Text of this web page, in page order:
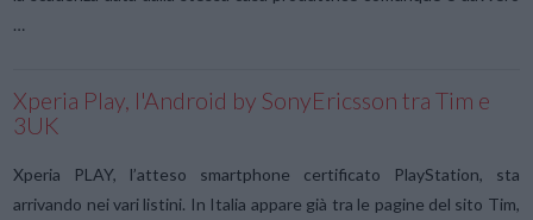
…
Xperia Play, l'Android by SonyEricsson tra Tim e
3UK
Xperia PLAY, l’atteso smartphone certificato PlayStation, sta
arrivando nei vari listini. In Italia appare già tra le pagine del sito Tim,